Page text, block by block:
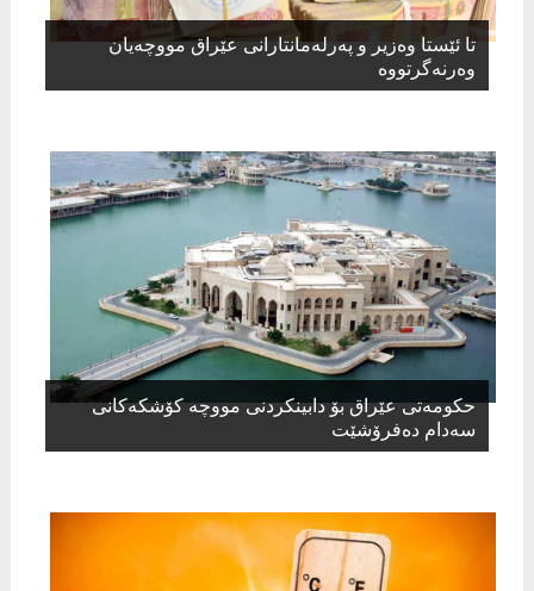
تا ئێستا وەزیر و پەرلەمانتارانی عێراق مووچەیان
وەرنەگرتووە
حکومەتی عێراق بۆ دابینکردنی مووچە کۆشکەکانی
سەدام دەفرۆشێت